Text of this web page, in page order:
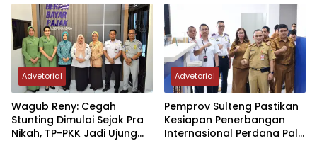
Perdana Internasional
Palu-Guangzhou
Advetorial
Wagub Reny: Cegah
Stunting Dimulai Sejak Pra
Nikah, TP-PKK Jadi Ujung
Advetorial
Pemprov Sulteng Pastikan
Kesiapan Penerbangan
Internasional Perdana Palu